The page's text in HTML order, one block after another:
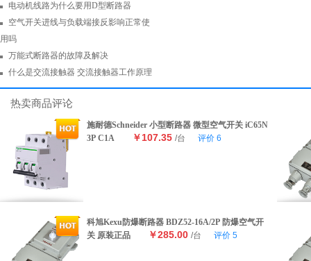
电动机线路为什么要用D型断路器
空气开关进线与负载端接反影响正常使
用吗
万能式断路器的故障及解决
什么是交流接触器 交流接触器工作原理
热卖商品评论
施耐德Schneider 小型断路器 微型空气开关 iC65N
3P C1A
￥107.35 /台 评价 6
科旭Kexu防爆断路器 BDZ52-16A/2P 防爆空气开
关 原装正品
￥285.00 /台 评价 5